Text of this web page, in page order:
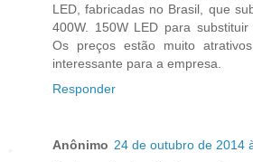
LED, fabricadas no Brasil, que
400W. 150W LED para
Os preços estão muito
interessante para a empresa.
Responder
Anônimo 24 de outubro de 2014